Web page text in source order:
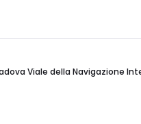
Viale della Navigazione